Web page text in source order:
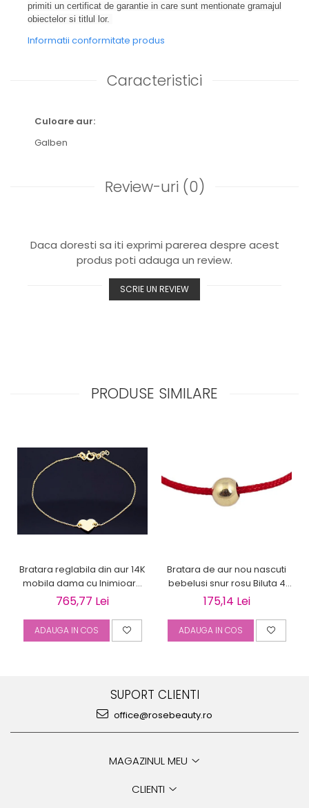
primiti un certificat de garantie in care sunt mentionate gramajul
obiectelor si titlul lor.
Informatii conformitate produs
Caracteristici
Culoare aur:
Galben
Review-uri (0)
Daca doresti sa iti exprimi parerea despre acest
produs poti adauga un review.
SCRIE UN REVIEW
PRODUSE SIMILARE
Bratara reglabila din aur 14K
mobila dama cu Inimioara
gravabila
765,77 Lei
ADAUGA IN COS
Bratara de aur nou nascuti
bebelusi snur rosu Biluta 4
mm
175,14 Lei
ADAUGA IN COS
SUPORT CLIENTI
office@rosebeauty.ro
MAGAZINUL MEU
CLIENTI